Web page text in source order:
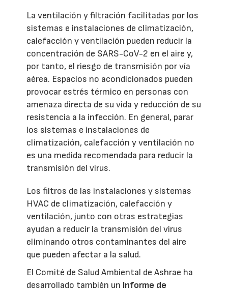
La ventilación y filtración facilitadas por los
sistemas e instalaciones de climatización,
calefacción y ventilación pueden reducir la
concentración de SARS-CoV-2 en el aire y,
por tanto, el riesgo de transmisión por vía
aérea. Espacios no acondicionados pueden
provocar estrés térmico en personas con
amenaza directa de su vida y reducción de su
resistencia a la infección. En general, parar
los sistemas e instalaciones de
climatización, calefacción y ventilación no
es una medida recomendada para reducir la
transmisión del virus.
Los filtros de las instalaciones y sistemas
HVAC de climatización, calefacción y
ventilación, junto con otras estrategias
ayudan a reducir la transmisión del virus
eliminando otros contaminantes del aire
que pueden afectar a la salud.
El Comité de Salud Ambiental de Ashrae ha
desarrollado también un Informe de